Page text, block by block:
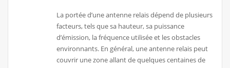
La portée d’une antenne relais dépend de plusieurs
facteurs, tels que sa hauteur, sa puissance
d’émission, la fréquence utilisée et les obstacles
environnants. En général, une antenne relais peut
couvrir une zone allant de quelques centaines de